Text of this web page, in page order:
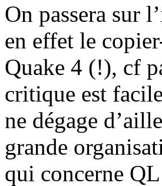
On passera sur
en effet le
Quake 4 (!), cf
critique est
ne dégage
grande
qui concerne